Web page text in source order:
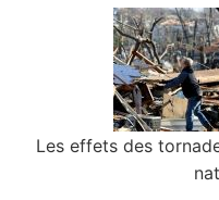
Les effets des